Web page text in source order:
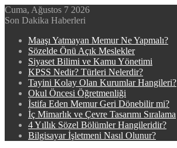
Cuma, Ağustos 7 2026
Son Dakika Haberleri
Maaşı Yatmayan Memur Ne Yapmalı?
Sözelde Önü Açık Meslekler
Siyaset Bilimi ve Kamu Yönetimi
KPSS Nedir? Türleri Nelerdir?
Tayini Kolay Olan Kurumlar Hangileri?
Okul Öncesi Öğretmenliği
İstifa Eden Memur Geri Dönebilir mi?
İç Mimarlık ve Çevre Tasarımı Sıralama
4 Yıllık Sözel Bölümler Hangileridir?
Bilgisayar İşletmeni Nasıl Olunur?